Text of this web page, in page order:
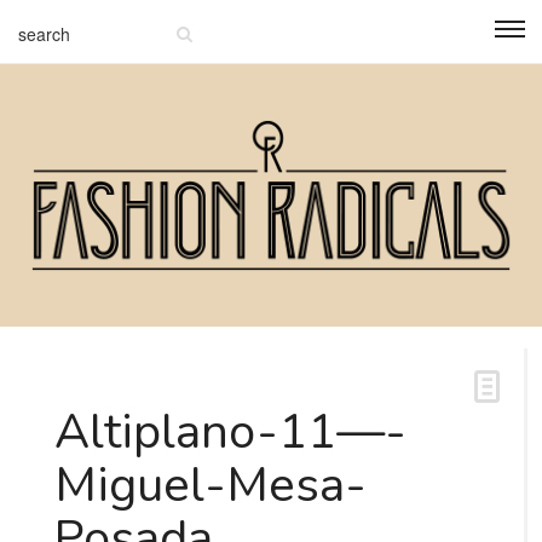
Altiplano-11—-
Miguel-Mesa-